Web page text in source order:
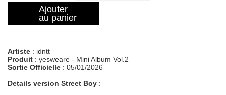
Ajouter
au panier
Artiste : idntt
Produit : yesweare - Mini Album Vol.2
Sortie Officielle : 05/01/2026
Details version Street Boy :